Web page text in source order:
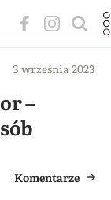
3 września 2023
–
Komentarze